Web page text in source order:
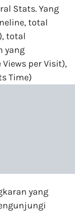
Stats. Yang
total
total
yang
per Visit),
Time)
yang